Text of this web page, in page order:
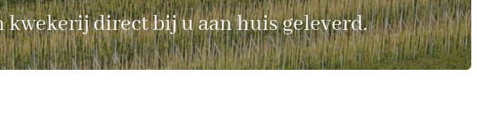
direct bij u aan huis geleverd.